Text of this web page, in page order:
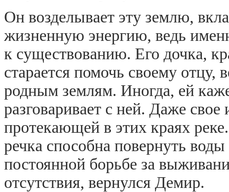
Он возделывает эту землю,
жизненную энергию, ведь
к существованию. Его дочка,
старается помочь своему отцу,
родным землям. Иногда, ей
разговаривает с ней. Даже
протекающей в этих краях
речка способна повернуть
постоянной борьбе за
отсутствия, вернулся Демир.